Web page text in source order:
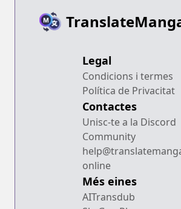
Legal
Condicions i termes
Política de Privacitat
Contactes
Unisc-te a la Discord
Community
online
Més eines
AITransdub